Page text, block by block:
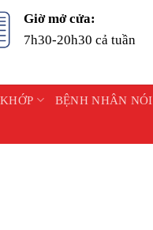
Giờ mở cửa:
7h30-20h30 cả tuần
BỆNH NHÂN NÓI